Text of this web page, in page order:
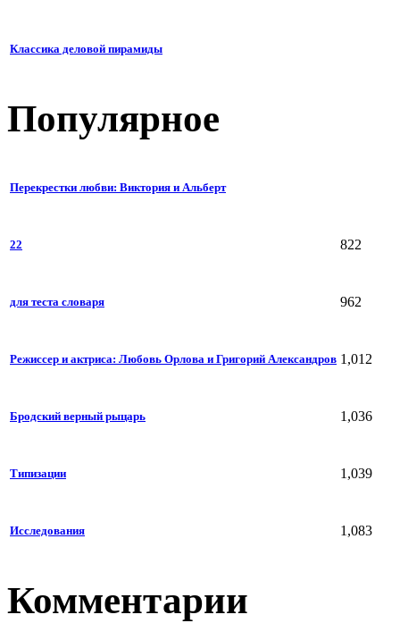
Классика деловой пирамиды
Популярное
Перекрестки любви: Виктория и Альберт
22 822
для теста словаря 962
Режиссер и актриса: Любовь Орлова и Григорий Александров 1,012
Бродский верный рыцарь 1,036
Типизации 1,039
Исследования 1,083
Комментарии